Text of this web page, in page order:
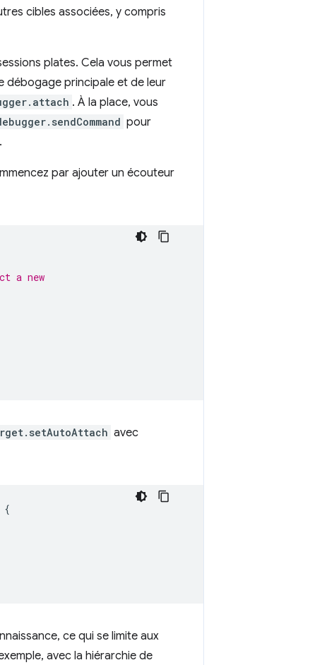
cibles associées, y compris
plates. Cela vous permet
débogage principale et de leur
. À la place, vous
pour
par ajouter un écouteur
a new
avec
{
ce qui se limite aux
avec la hiérarchie de